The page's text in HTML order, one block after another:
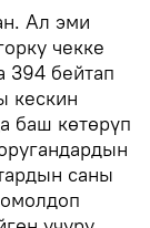
Ал эми
чекке
394 бейтап
кескин
баш көтөрүп
саны